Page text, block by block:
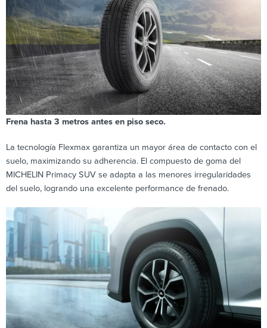
Frena hasta 3 metros antes en piso seco.
La tecnología Flexmax garantiza un mayor área de contacto con el
suelo, maximizando su adherencia. El compuesto de goma del
MICHELIN Primacy SUV se adapta a las menores irregularidades
del suelo, logrando una excelente performance de frenado.